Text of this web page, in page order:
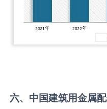
六、中国建筑用金属